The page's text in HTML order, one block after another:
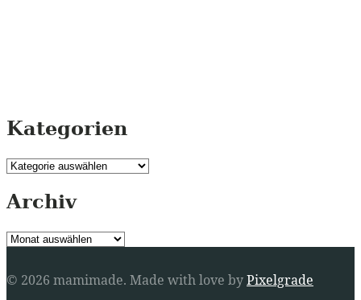
Kategorien
Kategorien
Archiv
Archiv
© 2026 mamimade. Made with love byPixelgrade